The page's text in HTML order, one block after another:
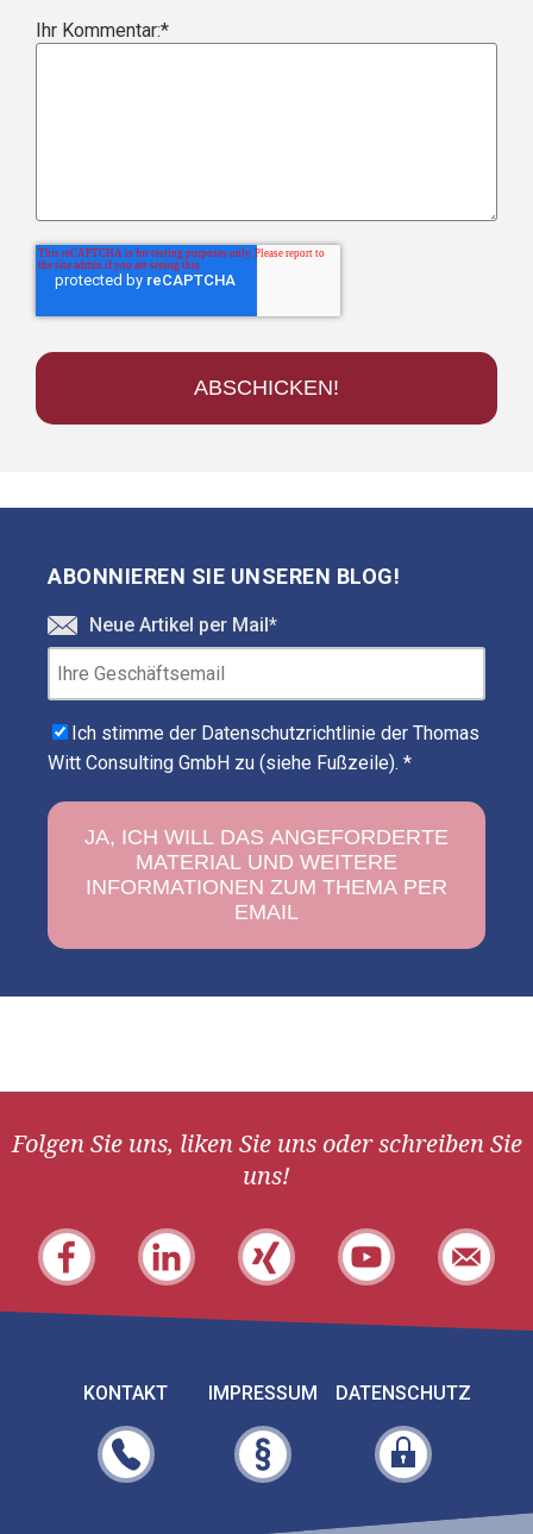
Ihr Kommentar:*
ABONNIEREN SIE UNSEREN BLOG!
Neue Artikel per Mail*
Ich stimme der Datenschutzrichtlinie der Thomas
Witt Consulting GmbH zu (siehe Fußzeile). *
Folgen Sie uns, liken Sie uns oder schreiben Sie
uns!
KONTAKT IMPRESSUM DATENSCHUTZ